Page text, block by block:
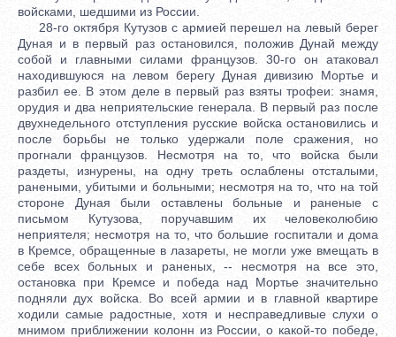
войсками, шедшими из России.
28-го октября Кутузов с армией перешел на левый берег
Дуная и в первый раз остановился, положив Дунай между
собой и главными силами французов. 30-го он атаковал
находившуюся на левом берегу Дуная дивизию Мортье и
разбил ее. В этом деле в первый раз взяты трофеи: знамя,
орудия и два неприятельские генерала. В первый раз после
двухнедельного отступления русские войска остановились и
после борьбы не только удержали поле сражения, но
прогнали французов. Несмотря на то, что войска были
раздеты, изнурены, на одну треть ослаблены отсталыми,
ранеными, убитыми и больными; несмотря на то, что на той
стороне Дуная были оставлены больные и раненые с
письмом Кутузова, поручавшим их человеколюбию
неприятеля; несмотря на то, что большие госпитали и дома
в Кремсе, обращенные в лазареты, не могли уже вмещать в
себе всех больных и раненых, -- несмотря на все это,
остановка при Кремсе и победа над Мортье значительно
подняли дух войска. Во всей армии и в главной квартире
ходили самые радостные, хотя и несправедливые слухи о
мнимом приближении колонн из России, о какой-то победе,